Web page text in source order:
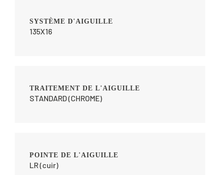
SYSTÈME D'AIGUILLE
135X16
TRAITEMENT DE L'AIGUILLE
STANDARD (CHROME)
POINTE DE L'AIGUILLE
LR (cuir)